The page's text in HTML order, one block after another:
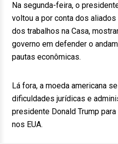
Na segunda-feira, o
voltou a por conta dos
dos trabalhos na Casa,
governo em defender o
pautas econômicas.
Lá fora, a moeda americana
dificuldades jurídicas e
presidente Donald Trump
nos EUA.